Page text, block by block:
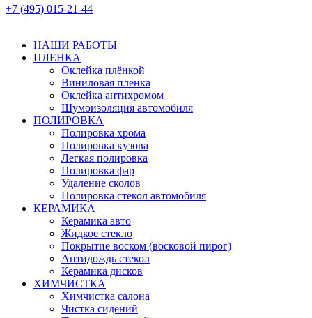
+7 (495) 015-21-44
НАШИ РАБОТЫ
ПЛЕНКА
Оклейка плёнкой
Виниловая пленка
Оклейка антихромом
Шумоизоляция автомобиля
ПОЛИРОВКА
Полировка хрома
Полировка кузова
Легкая полировка
Полировка фар
Удаление сколов
Полировка стекол автомобиля
КЕРАМИКА
Керамика авто
Жидкое стекло
Покрытие воском (восковой пирог)
Антидождь стекол
Керамика дисков
ХИМЧИСТКА
Химчистка салона
Чистка сидений